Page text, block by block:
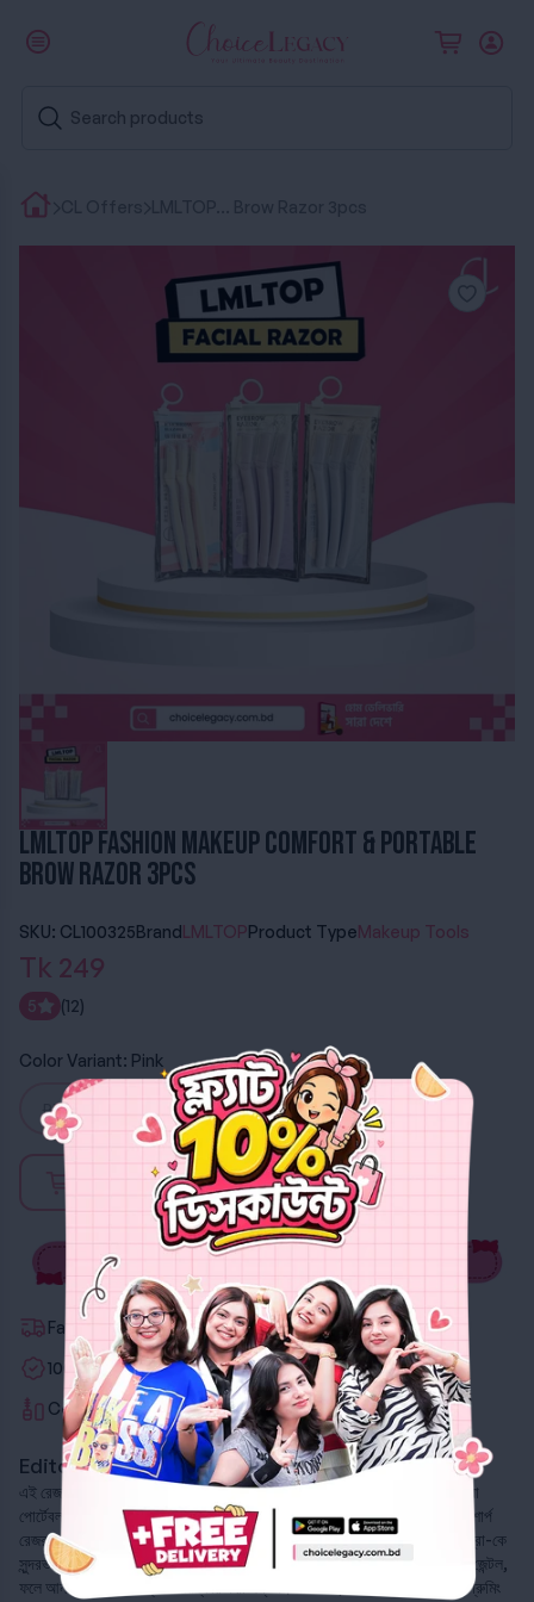
LMLTOP Fashion Makeup Comfort & Portable
Brow Razor 3pcs
SKU: CL100325BrandLMLTOPProduct TypeMakeup Tools
Tk 249
5 (12)
Color Variant: Pink
Pink Sky Blue
Out of stock
Fastest Delivery
100% Authentic
Certified Beauty Advisors
Editor's Note
এই রেজরটি আইব্রো শেপ করা এবং ফেসিয়াল হেয়ার রিমুভ করার জন্য একটি হ্যান্ডি টুল, যা
পোর্টেবল ডিজাইন এবং ব্যবহারের কমফোর্টের ওপর ফোকাস করে তৈরি। এটা একটা ছোট, শার্প
রেজর যা নিখুঁতভাবে আইব্রো-এর ফাইন হেয়ারগুলো রিমুভ করতে সাহায্য করে এবং আইব্রো-কে
সুন্দরভাবে সংজ্ঞায়িত করে। এর ডিজাইন এমন যে এটি ব্যবহার করা খুবই সহজ এবং স্কিনে জেন্টল,
ফলে আনওয়ান্টেড হেয়ার দ্রুত পরিষ্কার করা সম্ভব। যারা বাড়িতে বসেই নিজেদের ব্রো গ্রুমিং